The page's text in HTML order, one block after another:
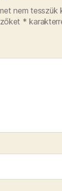
nem tesszük
*